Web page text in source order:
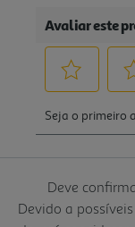
Deve
Devido a